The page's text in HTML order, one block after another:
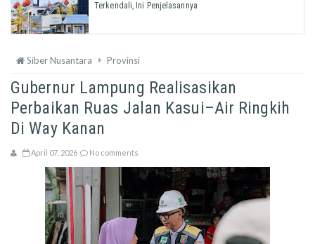
Terkendali, Ini Penjelasannya
Siber Nusantara Provinsi
Gubernur Lampung Realisasikan
Perbaikan Ruas Jalan Kasui–Air Ringkih
Di Way Kanan
April 07, 2026 No comments